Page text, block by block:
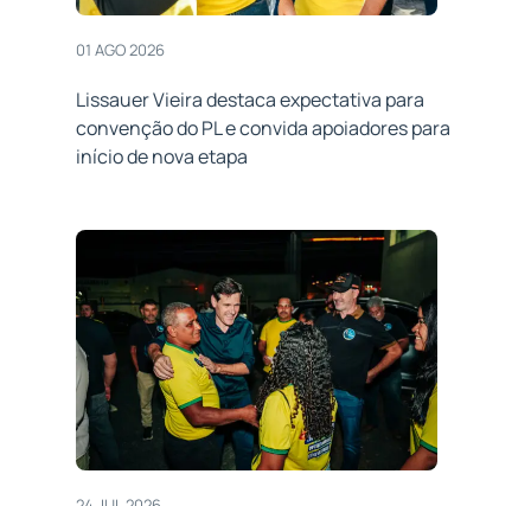
01 AGO 2026
Lissauer Vieira destaca expectativa para
convenção do PL e convida apoiadores para
início de nova etapa